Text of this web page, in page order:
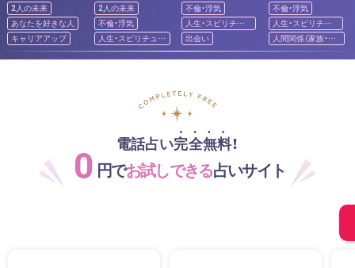
2人の未来
あなたを好きな人
キャリアアップ
2人の未来
不倫・浮気
人生・スピリチュア
ル
不倫・浮気
人生・スピリチュ
アル
出会い
不倫・浮気
人生・スピリチュ
アル
人間関係（家族・友
人）
電話占い完全無料！
0 円でお試しできる占いサイト